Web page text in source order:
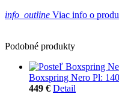
info_outline Viac info o
Podobné produkty
Boxspring Nero Pl:
449 € Detail